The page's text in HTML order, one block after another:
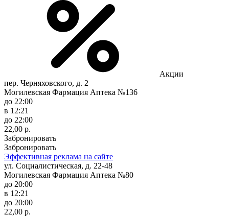
Акции
пер. Черняховского, д. 2
Могилевская Фармация Аптека №136
до 22:00
в 12:21
до 22:00
22,00 р.
Забронировать
Забронировать
Эффективная реклама на сайте
ул. Социалистическая, д. 22-48
Могилевская Фармация Аптека №80
до 20:00
в 12:21
до 20:00
22,00 р.